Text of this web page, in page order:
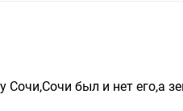
был и нет его,а